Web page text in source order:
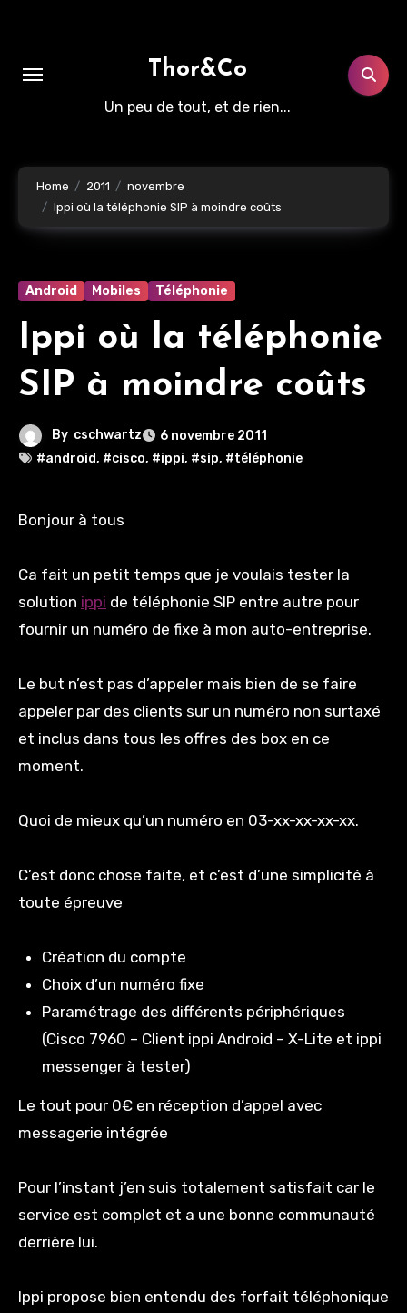
Thor&Co
Un peu de tout, et de rien...
Home 2011
novembre
Ippi où la téléphonie SIP à moindre coûts
Android Mobiles Téléphonie
Ippi où la téléphonie
SIP à moindre coûts
By cschwartz
6 novembre 2011
#android, #cisco, #ippi, #sip, #téléphonie
Bonjour à tous
Ca fait un petit temps que je voulais tester la
solution ippi de téléphonie SIP entre autre pour
fournir un numéro de fixe à mon auto-entreprise.
Le but n’est pas d’appeler mais bien de se faire
appeler par des clients sur un numéro non surtaxé
et inclus dans tous les offres des box en ce
moment.
Quoi de mieux qu’un numéro en 03-xx-xx-xx-xx.
C’est donc chose faite, et c’est d’une simplicité à
toute épreuve
Création du compte
Choix d’un numéro fixe
Paramétrage des différents périphériques
(Cisco 7960 – Client ippi Android – X-Lite et ippi
messenger à tester)
Le tout pour 0€ en réception d’appel avec
messagerie intégrée
Pour l’instant j’en suis totalement satisfait car le
service est complet et a une bonne communauté
derrière lui.
Ippi propose bien entendu des forfait téléphonique